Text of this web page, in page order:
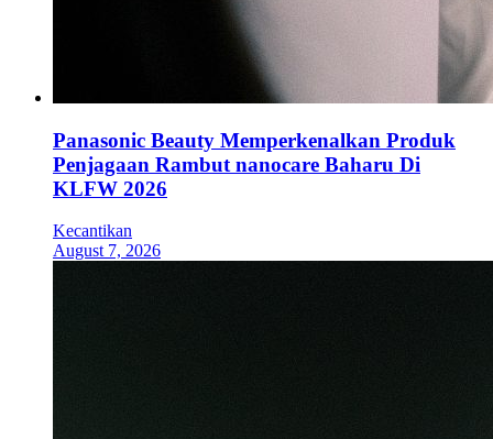
Panasonic Beauty Memperkenalkan Produk
Penjagaan Rambut nanocare Baharu Di
KLFW 2026
Kecantikan
August 7, 2026